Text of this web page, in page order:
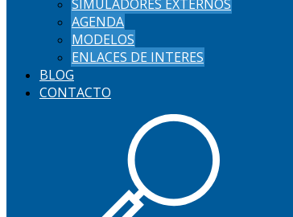
SIMULADORES EXTERNOS
AGENDA
MODELOS
ENLACES DE INTERES
BLOG
CONTACTO